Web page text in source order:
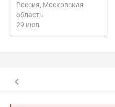
Россия, Московская
область
29 июл
Назад к списку объявлений